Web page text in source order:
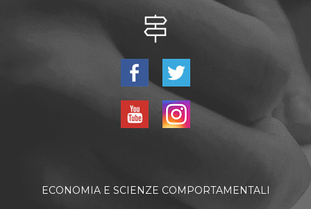
ECONOMIA E SCIENZE COMPORTAMENTALI